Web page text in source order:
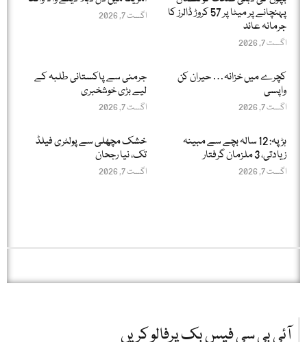
پہنچانے پر میٹا پر 57 کروڑ ڈالرز کا
جرمانہ عائد
اگست 7, 2026
اگست 7, 2026
کچرے میں خزانہ… حیران کن
واپسی
اگست 7, 2026
جرمنی سے پاکستانی طلبہ کے
لیے بڑی خوشخبری
اگست 7, 2026
ہڑپہ: 12 سالہ بچے سے مبینہ
زیادتی، 3 ملزمان گرفتار
اگست 7, 2026
خشک مچھلی سے پولٹری فیلڈ
تک، نیا رجحان
اگست 7, 2026
آئی بی سی فیس بک پرفالو کریں